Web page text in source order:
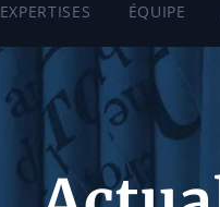
EXPERTISES ÉQUIPE